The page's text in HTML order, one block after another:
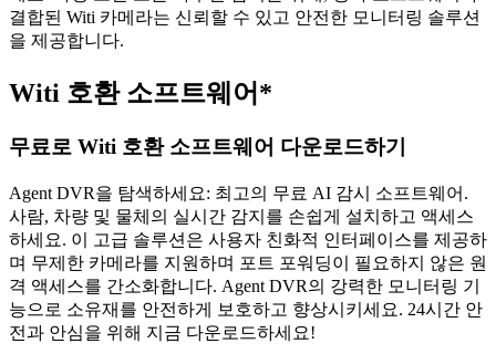
결합된 Witi 카메라는 신뢰할 수 있고 안전한 모니터링 솔루션
을 제공합니다.
Witi 호환 소프트웨어*
무료로 Witi 호환 소프트웨어 다운로드하기
Agent DVR을 탐색하세요: 최고의 무료 AI 감시 소프트웨어.
사람, 차량 및 물체의 실시간 감지를 손쉽게 설치하고 액세스
하세요. 이 고급 솔루션은 사용자 친화적 인터페이스를 제공하
며 무제한 카메라를 지원하며 포트 포워딩이 필요하지 않은 원
격 액세스를 간소화합니다. Agent DVR의 강력한 모니터링 기
능으로 소유재를 안전하게 보호하고 향상시키세요. 24시간 안
전과 안심을 위해 지금 다운로드하세요!